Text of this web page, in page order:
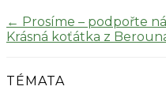
← Prosíme – podpořte
Krásná koťátka z
TÉMATA